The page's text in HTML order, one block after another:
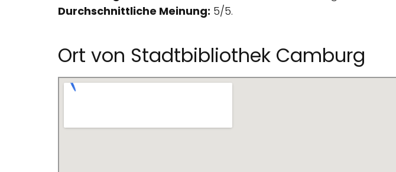
Durchschnittliche Meinung: 5/5.
Ort von Stadtbibliothek Camburg